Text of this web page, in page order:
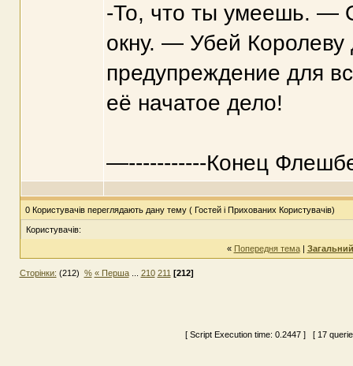
-То, что ты умеешь. —
окну. — Убей
предупреждение для
её начатое дело!
—-----------Конец
0 Користувачів переглядають дану тему ( Гостей і Прихованих Користувачів)
Користувачів:
« Попередня тема|
Сторінки: (212) % « Перша... 210 211 [212]
[ Script Execution time: 0.2447 ] [ 17